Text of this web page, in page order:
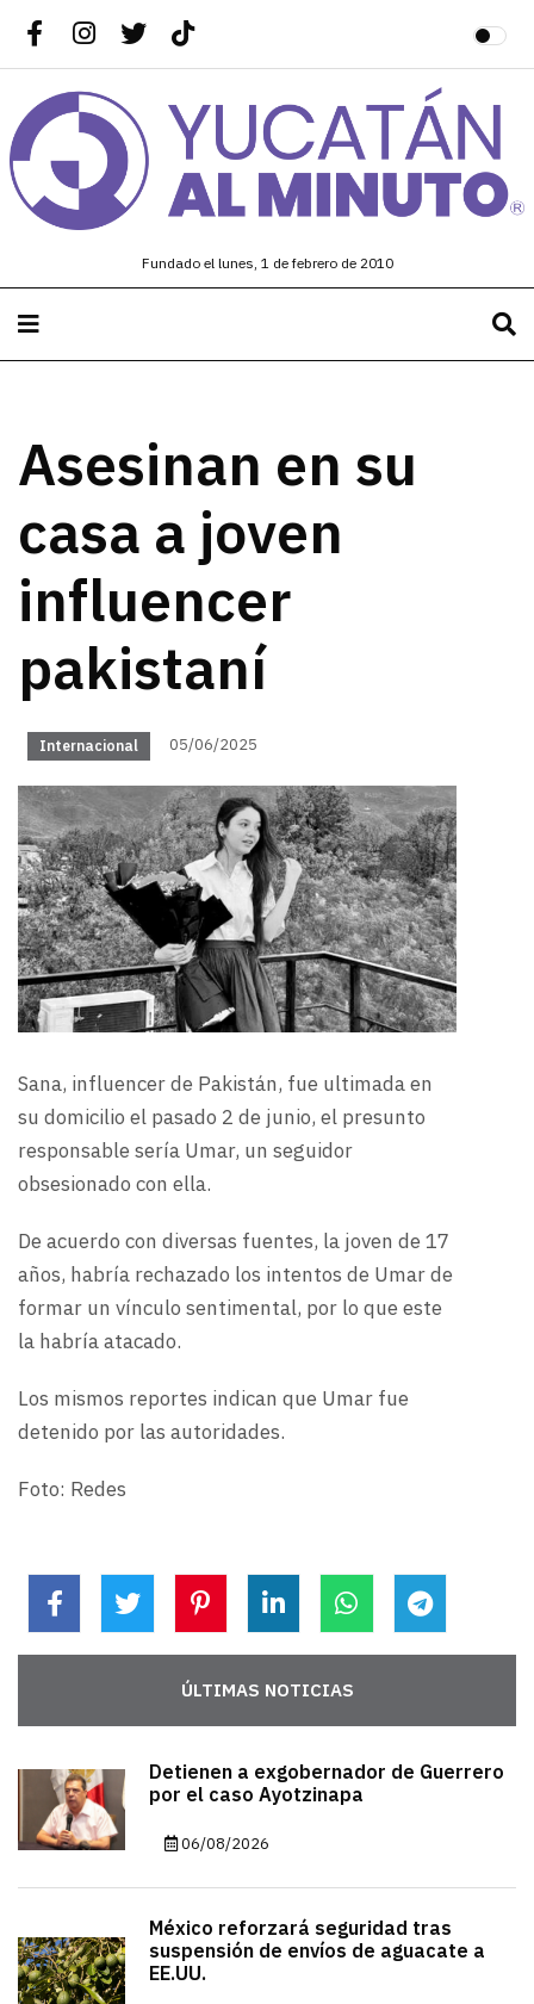
Fundado el lunes, 1 de febrero de 2010
Asesinan en su
casa a joven
influencer
pakistaní
Internacional 05/06/2025
Sana, influencer de Pakistán, fue ultimada en
su domicilio el pasado 2 de junio, el presunto
responsable sería Umar, un seguidor
obsesionado con ella.
De acuerdo con diversas fuentes, la joven de 17
años, habría rechazado los intentos de Umar de
formar un vínculo sentimental, por lo que este
la habría atacado.
Los mismos reportes indican que Umar fue
detenido por las autoridades.
Foto: Redes
ÚLTIMAS NOTICIAS
Detienen a exgobernador de Guerrero
por el caso Ayotzinapa
06/08/2026
México reforzará seguridad tras
suspensión de envíos de aguacate a
EE.UU.